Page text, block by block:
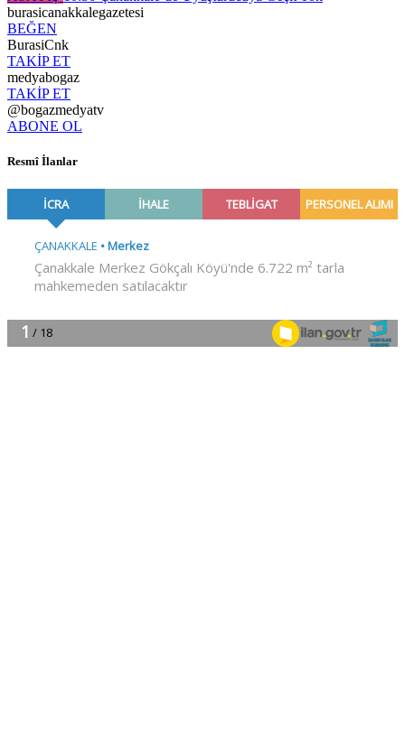
burasicanakkalegazetesi
BEĞEN
BurasiCnk
TAKİP ET
medyabogaz
TAKİP ET
@bogazmedyatv
ABONE OL
Resmî İlanlar